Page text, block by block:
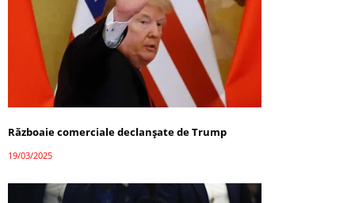
Războaie comerciale declanșate de Trump
19/03/2025